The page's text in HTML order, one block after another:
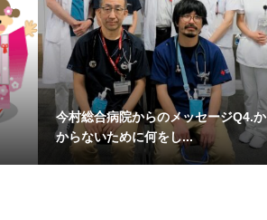
今村総合病院からのメッセージQ4.か
からないために何をし...